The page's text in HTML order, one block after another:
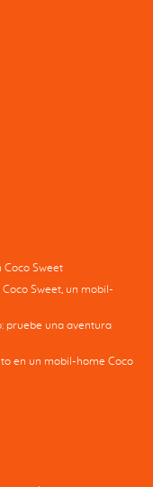
Sweet
Sweet, un mobil-
pruebe una aventura
en un mobil-home Coco